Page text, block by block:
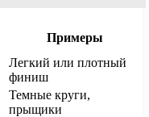
Примеры
Легкий или плотный
финиш
Темные круги,
прыщики